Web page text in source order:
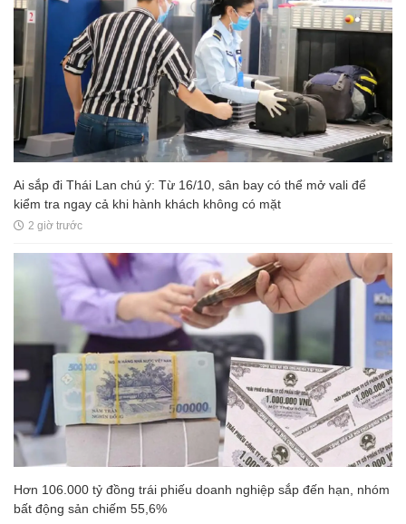
Ai sắp đi Thái Lan chú ý: Từ 16/10, sân bay có thể mở vali để
kiểm tra ngay cả khi hành khách không có mặt
2 giờ trước
Hơn 106.000 tỷ đồng trái phiếu doanh nghiệp sắp đến hạn, nhóm
bất động sản chiếm 55,6%